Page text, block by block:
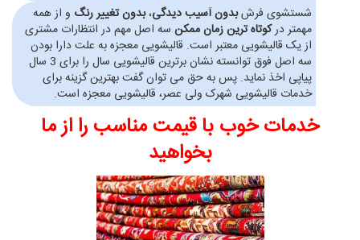
شستشوی فرشبدون آسیب دیدگی،بدون تغییر رنگ و از همه
مهمتر درکوتاه ترین زمان ممکن سه اصل مهم در انتظارات مشتری
از یک قالیشویی معتبر است. قالیشویی معجزه به علت دارا بودن
سه اصل فوق توانسته نشان برترین قالیشویی سال را برای 3 سال
پیاپی اخذ نماید. پس به حق می توان گفت بهترین گزینه برای
خدمات قالیشویی شهرک ولی عصر، قالیشویی معجزه است.
خدمات خوب با قیمت مناسب را از ما
بخواهید